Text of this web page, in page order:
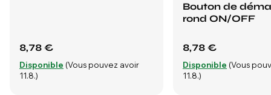
8,78 €
Disponible (Vous pouvez avoir
11.8.)
Bouton de
rond ON/OFF
8,78 €
Disponible (Vous
11.8.)